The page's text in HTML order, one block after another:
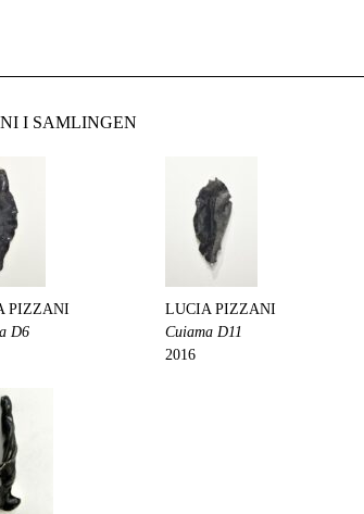
I SAMLINGEN
PIZZANI
D6
LUCIA PIZZANI
Cuiama D11
2016